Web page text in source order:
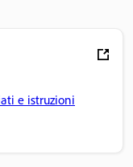
e istruzioni